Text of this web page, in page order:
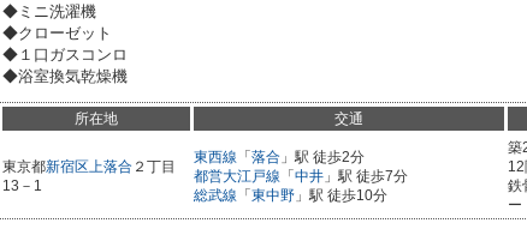
◆ミニ洗濯機
◆クローゼット
◆１口ガスコンロ
◆浴室換気乾燥機
所在地 交通
東京都新宿区上落合 ２丁目
13－1
東西線 「 落合 」駅 徒歩2分
都営大江戸線 「 中井 」駅 徒歩7分
総武線 「 東中野 」駅 徒歩10分
築
鉄
ー